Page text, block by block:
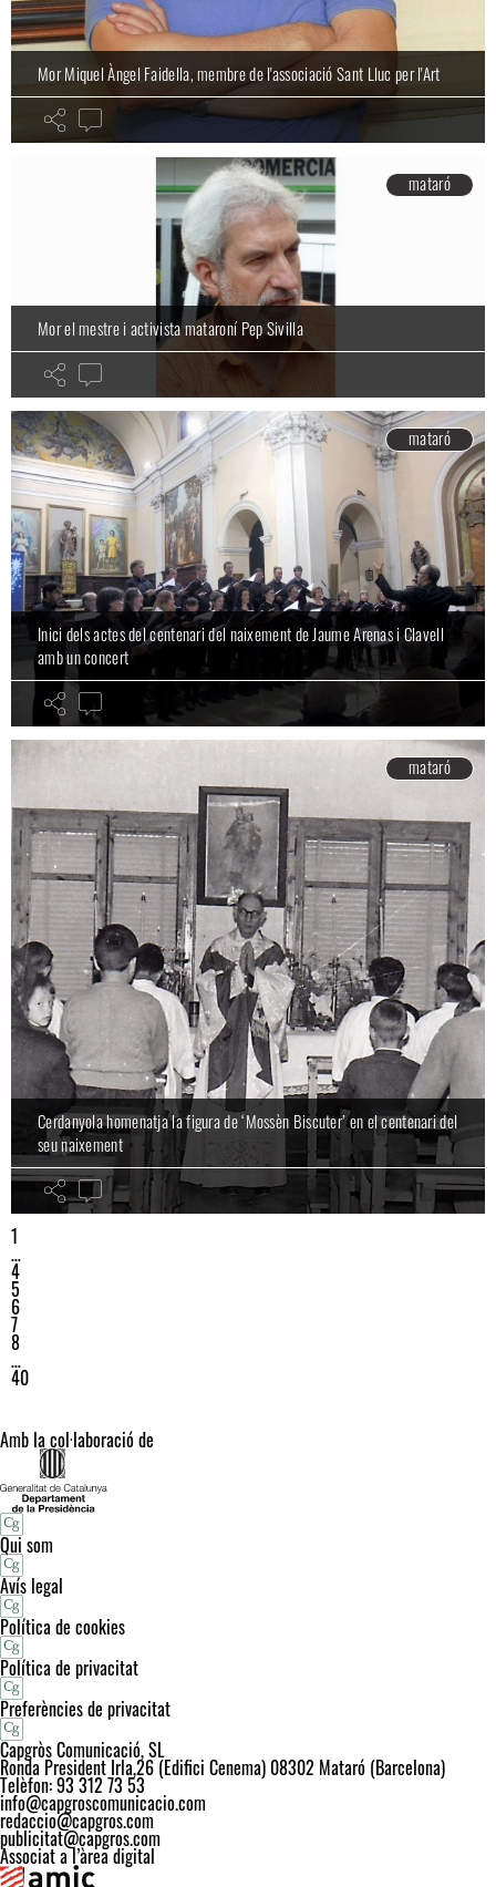
Mor Miquel Àngel Faidella, membre de l'associació Sant Lluc per l'Art
mataró
Mor el mestre i activista mataroní Pep Sivilla
mataró
Inici dels actes del centenari del naixement de Jaume Arenas i Clavell
amb un concert
mataró
Cerdanyola homenatja la figura de ‘Mossèn Biscuter’ en el centenari del
seu naixement
1
…
4
5
6
7
8
…
40
Amb la col·laboració de
Qui som
Avís legal
Política de cookies
Política de privacitat
Preferències de privacitat
Capgròs Comunicació, SL
Ronda President Irla,26 (Edifici Cenema) 08302 Mataró (Barcelona)
Telèfon: 93 312 73 53
info@capgroscomunicacio.com
redaccio@capgros.com
publicitat@capgros.com
Associat a l’àrea digital